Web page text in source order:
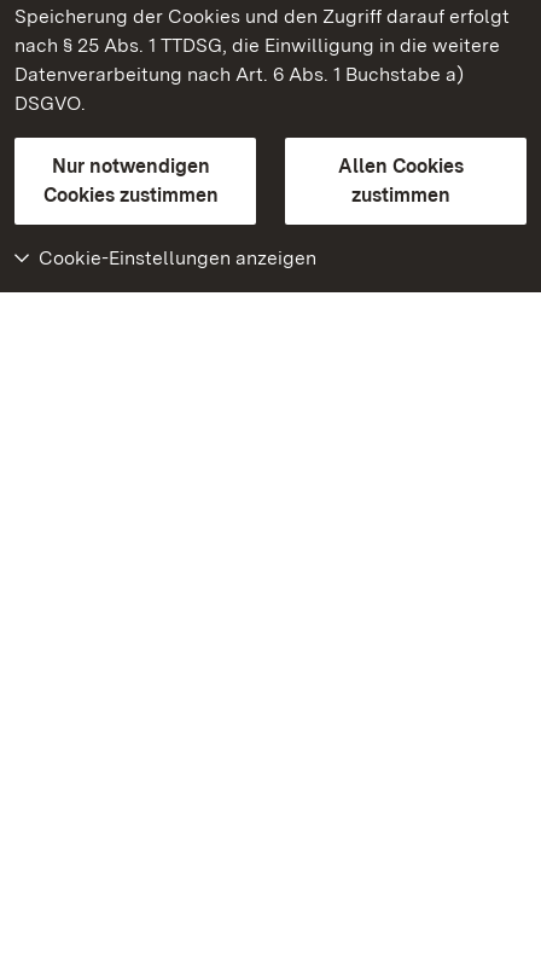
Speicherung der Cookies und den Zugriff darauf erfolgt
nach § 25 Abs. 1 TTDSG, die Einwilligung in die weitere
Datenverarbeitung nach Art. 6 Abs. 1 Buchstabe a)
DSGVO.
Nur notwendigen
Cookies zustimmen
Allen Cookies
zustimmen
Cookie-Einstellungen anzeigen
Staatliche Schlösser und Gärten Baden-Württemberg
Kontakt
GebärdenspracheLeichte Sprache
Erklärung zur Barrierefreiheit
BITV-konform (geprüfte Seiten)
Weiteres